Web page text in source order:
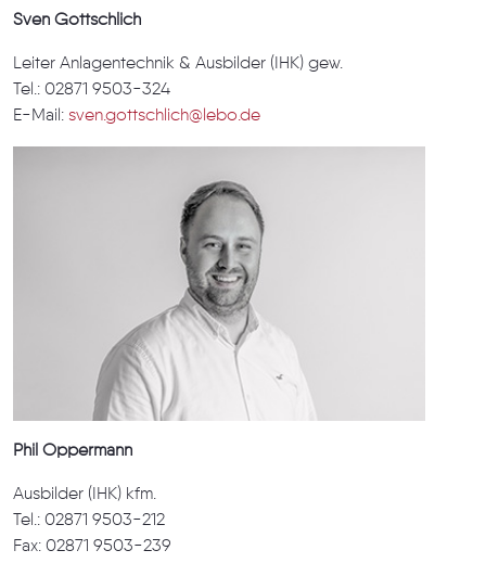
Sven Gottschlich
Leiter Anlagentechnik & Ausbilder (IHK) gew.
Tel.: 02871 9503-324
E-Mail: sven.gottschlich@lebo.de
Phil Oppermann
Ausbilder (IHK) kfm.
Tel.: 02871 9503-212
Fax: 02871 9503-239